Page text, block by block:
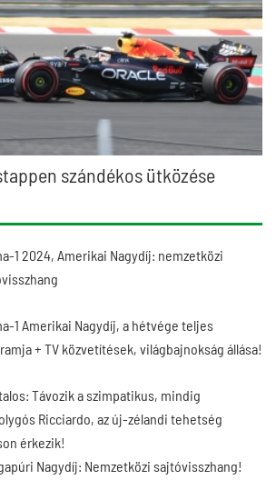
szándékos ütközése
1 2024, Amerikai Nagydíj: nemzetközi
1 Amerikai Nagydíj, a hétvége teljes
+ TV közvetítések, világbajnokság állása!
Távozik a szimpatikus, mindig
Ricciardo, az új-zélandi tehetség
érkezik!
Nagydíj: Nemzetközi sajtóvisszhang!